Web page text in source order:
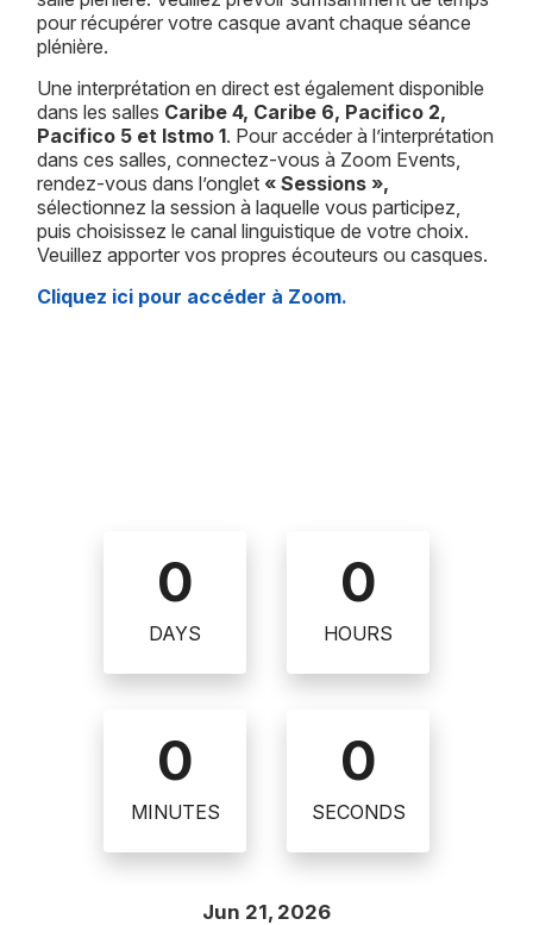
pour récupérer votre casque avant chaque séance
plénière.
Une interprétation en direct est également disponible
dans les salles Caribe 4, Caribe 6, Pacifico 2,
Pacifico 5 et Istmo 1. Pour accéder à l’interprétation
dans ces salles, connectez-vous à Zoom Events,
rendez-vous dans l’onglet « Sessions »,
sélectionnez la session à laquelle vous participez,
puis choisissez le canal linguistique de votre choix.
Veuillez apporter vos propres écouteurs ou casques.
Cliquez ici pour accéder à Zoom.
0
DAYS
0
HOURS
0
MINUTES
0
SECONDS
Jun 21, 2026